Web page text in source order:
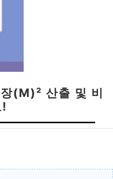
(M)² 산출 및 비